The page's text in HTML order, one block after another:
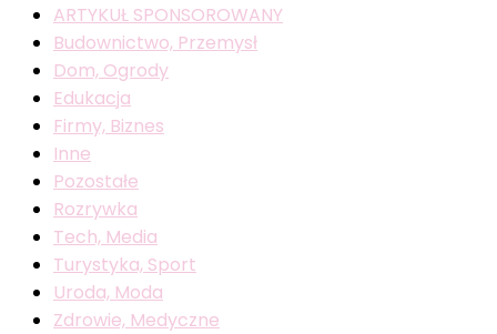
ARTYKUŁ SPONSOROWANY
Budownictwo, Przemysł
Dom, Ogrody
Edukacja
Firmy, Biznes
Inne
Pozostałe
Rozrywka
Tech, Media
Turystyka, Sport
Uroda, Moda
Zdrowie, Medyczne